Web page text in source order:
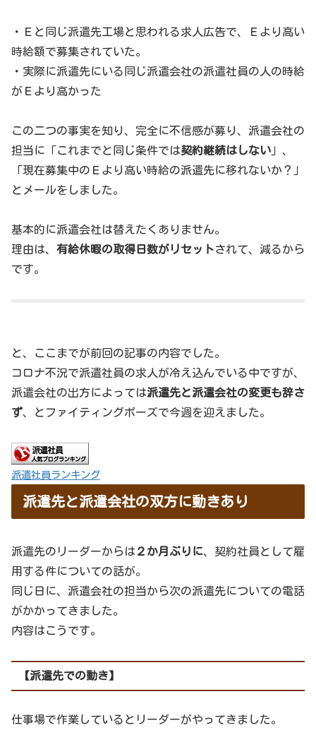
・Ｅと同じ派遣先工場と思われる求人広告で、Ｅより高い
時給額で募集されていた。
・実際に派遣先にいる同じ派遣会社の派遣社員の人の時給
がＥより高かった
この二つの事実を知り、完全に不信感が募り、派遣会社の
担当に「これまでと同じ条件では契約継続はしない 」、
「現在募集中のＥより高い時給の派遣先に移れないか？」
とメールをしました。
基本的に派遣会社は替えたくありません。
理由は、 有給休暇の取得日数がリセットされて、減るから
です。
と、ここまでが前回の記事の内容でした。
コロナ不況で派遣社員の求人が冷え込んでいる中ですが、
派遣会社の出方によっては派遣先と派遣会社の変更も辞さ
ず、とファイティングポーズで今週を迎えました。
派遣社員ランキング
派遣先と派遣会社の双方に動きあり
派遣先のリーダーからは ２か月ぶりに、契約社員として雇
用する件についての話が。
同じ日に、派遣会社の担当から次の派遣先についての電話
がかかってきました。
内容はこうです。
【派遣先での動き】
仕事場で作業しているとリーダーがやってきました。